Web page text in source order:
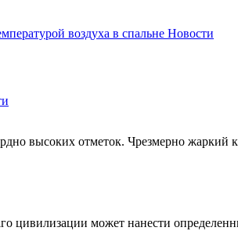
воздуха в спальне Новости
высоких отметок. Чрезмерно жаркий
цивилизации может нанести